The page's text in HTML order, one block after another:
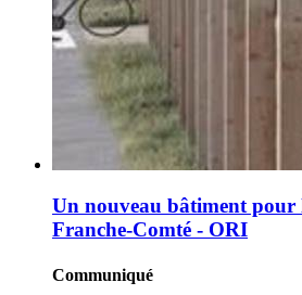
Un nouveau bâtiment pour
Franche-Comté - ORI
Communiqué